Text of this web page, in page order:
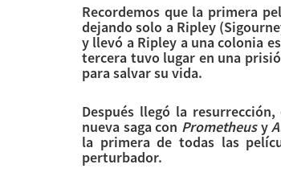
Recordemos que la primera
dejando solo a Ripley
y llevó a Ripley a una colonia
tercera tuvo lugar en una
para salvar su vida.
Después llegó la
nueva saga con Prometheusy
la primera de todas las
perturbador.